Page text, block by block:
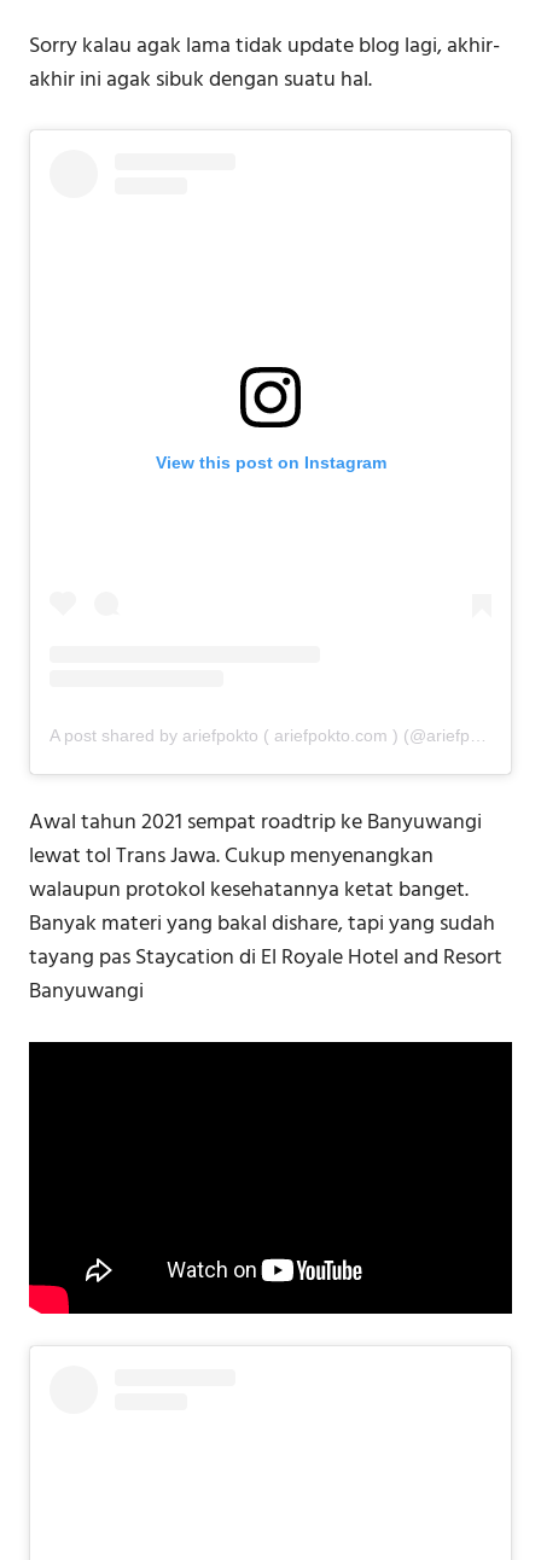
Sorry kalau agak lama tidak update blog lagi, akhir-
akhir ini agak sibuk dengan suatu hal.
View this post on Instagram
Awal tahun 2021 sempat roadtrip ke Banyuwangi
lewat tol Trans Jawa. Cukup menyenangkan
walaupun protokol kesehatannya ketat banget.
Banyak materi yang bakal dishare, tapi yang sudah
tayang pas Staycation di El Royale Hotel and Resort
Banyuwangi